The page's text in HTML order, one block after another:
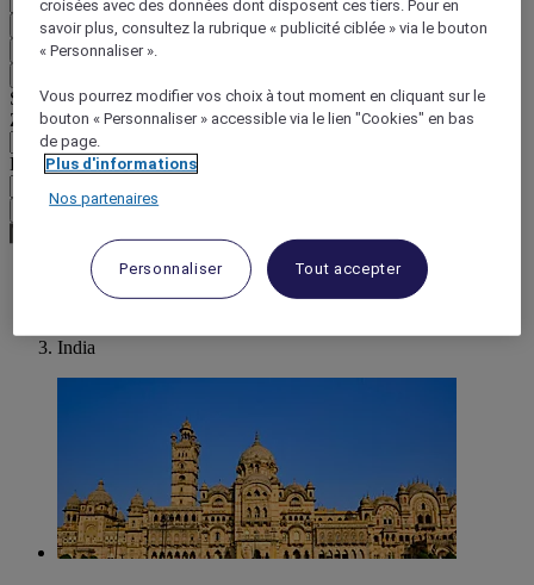
Valider votre zone et votre langue
EUR (€)
Sélectionnez votre devise ci-dessous
Zone géographique
Devise
Valider ma devise
India
croisées avec des données dont disposent ces tiers. Pour en
savoir plus, consultez la rubrique « publicité ciblée » via le bouton
« Personnaliser ».
Vous pourrez modifier vos choix à tout moment en cliquant sur le
bouton « Personnaliser » accessible via le lien "Cookies" en bas
de page.
Plus d'informations
Nos partenaires
Personnaliser Tout accepter